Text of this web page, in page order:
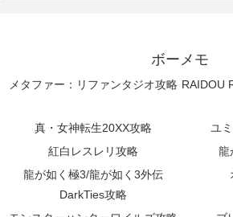
ボーメモ
メタファー：リファンタジオ攻略 RAIDOU
真・女神転生20XX攻略
ユ
紅白レスレリ攻略
龍
龍が如く極3/龍が如く3外伝
DarkTies攻略